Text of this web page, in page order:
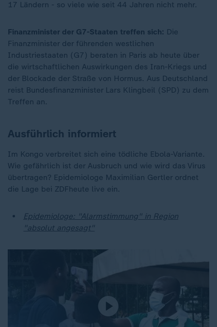
17 Ländern - so viele wie seit 44 Jahren nicht mehr.
Finanzminister der G7-Staaten treffen sich: Die
Finanzminister der führenden westlichen
Industriestaaten (G7) beraten in Paris ab heute über
die wirtschaftlichen Auswirkungen des Iran-Kriegs und
der Blockade der Straße von Hormus. Aus Deutschland
reist Bundesfinanzminister Lars Klingbeil (SPD) zu dem
Treffen an.
Ausführlich informiert
Im Kongo verbreitet sich eine tödliche Ebola-Variante.
Wie gefährlich ist der Ausbruch und wie wird das Virus
übertragen? Epidemiologe Maximilian Gertler ordnet
die Lage bei ZDFheute live ein.
Epidemiologe: "Alarmstimmung" in Region
"absolut angesagt"